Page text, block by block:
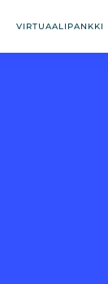
VIRTUAALIPANKKI